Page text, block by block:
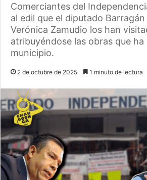
Comerciantes del
al edil que el diputado
Verónica Zamudio los han
atribuyéndose las obras que ha
municipio.
2 de octubre de 2025 1 minuto de lectura